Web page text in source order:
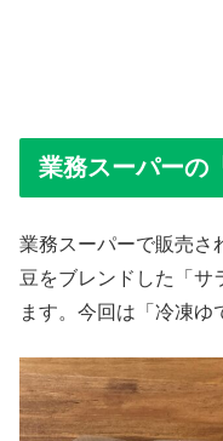
業務スーパーの
業務スーパーで販売さ
豆をブレンドした「サ
ます。今回は「冷凍ゆ